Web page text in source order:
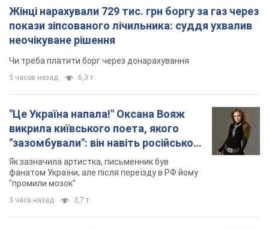
Жінці нарахували 729 тис. грн боргу за газ через
покази зіпсованого лічильника: суддя ухвалив
неочікуване рішення
Чи треба платити борг через донарахування
5 часов назад 6,3 т.
"Це Україна напала!" Оксана Вояж
викрила київського поета, якого
"зазомбували": він навіть російської
не знав, а тепер хоче геноциду
українців
Як зазначила артистка, письменник був
фанатом України, але після переїзду в РФ йому
"промили мозок"
3 часа назад 3,7 т.